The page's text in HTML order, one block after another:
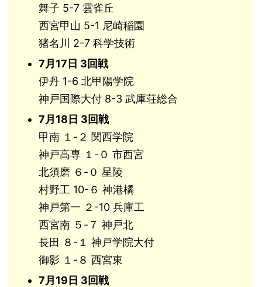
舞子 5-7 雲雀丘
西宮甲山 5-1 尼崎稲園
猪名川 2-7 科学技術
7月17日 3回戦
伊丹 1-6 北甲陽学院
神戸国際大付 8-3 武庫荘総合
7月18日 3回戦
甲南 １-２ 関西学院
神戸高専 １-０ 市西宮
北須磨 ６-０ 星陵
村野工 10-６ 神港橘
神戸第一 ２-10 兵庫工
西宮南 ５-７ 神戸北
長田 ８-１ 神戸学院大付
御影 １-８ 西宮東
7月19日 3回戦